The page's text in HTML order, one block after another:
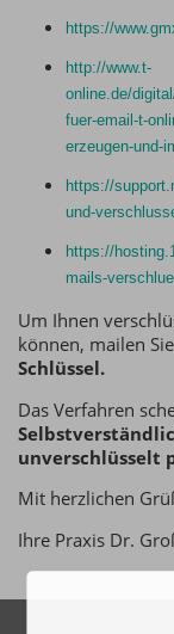
https://
http://www.t-
online.de/
fuer-email-t-
erzeugen-und-
https://
und-
https://
mails-
Um Ihnen
können, mailen
Schlüssel.
Das Verfahren
unverschlüsselt
Mit herzlichen
Ihre Praxis Dr.